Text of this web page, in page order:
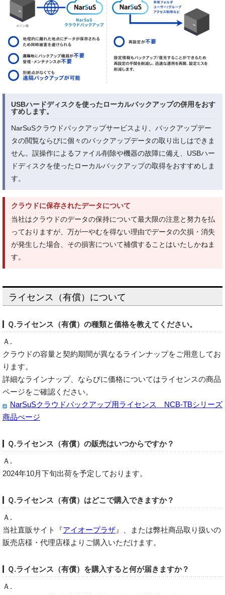
USBハードディスクを使ったローカルバックアップの併用をおす
すめします。
NarSuSクラウドバックアップサービスより、バックアップデー
タの閲覧ならびに個々のバックアップデータの取り出しはできま
せん。誤操作によるファイル削除や機器の故障に備え、USBハー
ドディスクを使ったローカルバックアップの取得をおすすめしま
す。
クラウドに保存されたデータについて
当社はクラウドのデータの保持について最大限の注意と努力を払
っておりますが、万が一やむを得ない理由でデータの欠損・消失
が発生した場合、その損害について補償することはいたしかねま
す。
ライセンス（有償）について
Ｑ.ライセンス（有償）の種類と価格を教えてください。
Ａ.
クラウドの容量と契約期間が異なるラインナップをご用意してお
ります。
詳細なラインナップ、ならびに価格についてはライセンスの商品
ページをご確認ください。
NarSuSクラウドバックアップ用ライセンス NCB-TBシリーズ
商品ぺージ
Ｑ.ライセンス（有償）の販売はいつからですか？
Ａ.
2024年10月下旬出荷を予定しております。
Ｑ.ライセンス（有償）はどこで購入できますか？
Ａ.
当社直販サイト『アイオープラザ 』、または弊社商品取り扱いの
販売店様・代理店様よりご購入いただけます。
Ｑ.ライセンス（有償）を購入すると何が届きますか？
Ａ.